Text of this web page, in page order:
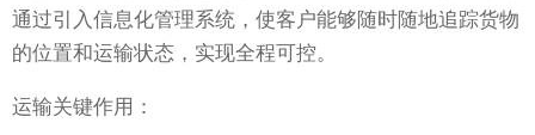
通过引入信息化管理系统，使客户能够随时随地追踪货物
的位置和运输状态，实现全程可控。
运输关键作用：